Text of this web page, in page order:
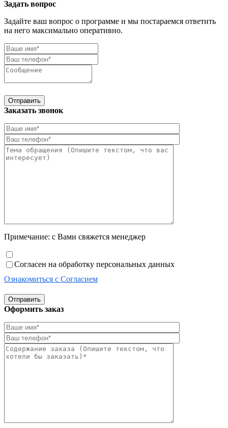
Задать вопрос
Задайте ваш вопрос о программе и мы постараемся ответить
на него максимально оперативно.
Отправить
Заказать звонок
Примечание: с Вами свяжется менеджер
Согласен на обработку персональных данных
Ознакомиться с Согласием
Отправить
Оформить заказ